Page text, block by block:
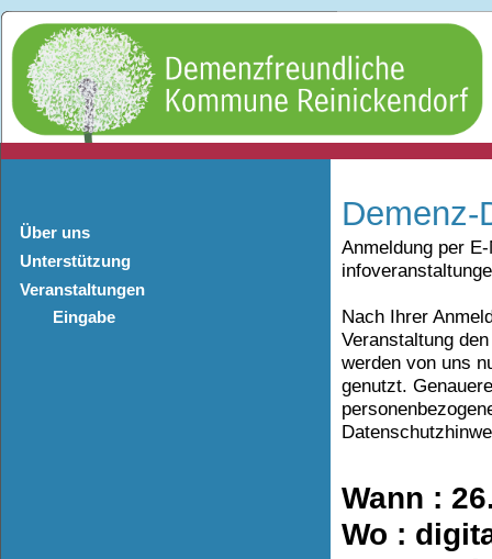
Über uns
Unterstützung
Veranstaltungen
Eingabe
Demenz-
Anmeldung per
Nach Ihrer
Veranstaltung
werden von uns
genutzt.
Wann :
Wo :